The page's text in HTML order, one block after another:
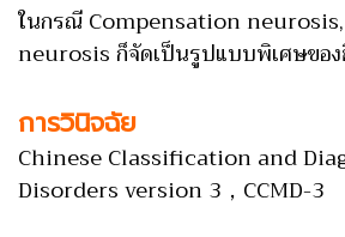
ในกรณี Compensation
neurosis ก็จัดเป็นรูปแบบพิเศษของ
การวินิจฉัย
Chinese Classification and
Disorders version 3，CCMD-3